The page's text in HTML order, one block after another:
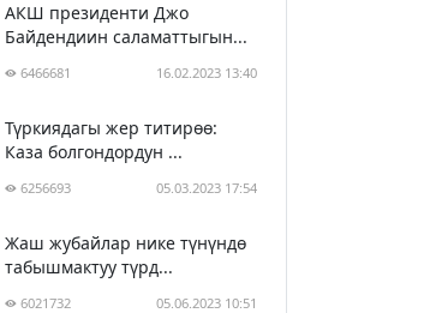
АКШ президенти Джо
Байдендиин саламаттыгын...
6466681 16.02.2023 13:40
Түркиядагы жер титирөө:
Каза болгондордун ...
6256693 05.03.2023 17:54
Жаш жубайлар нике түнүндө
табышмактуу түрд...
6021732 05.06.2023 10:51